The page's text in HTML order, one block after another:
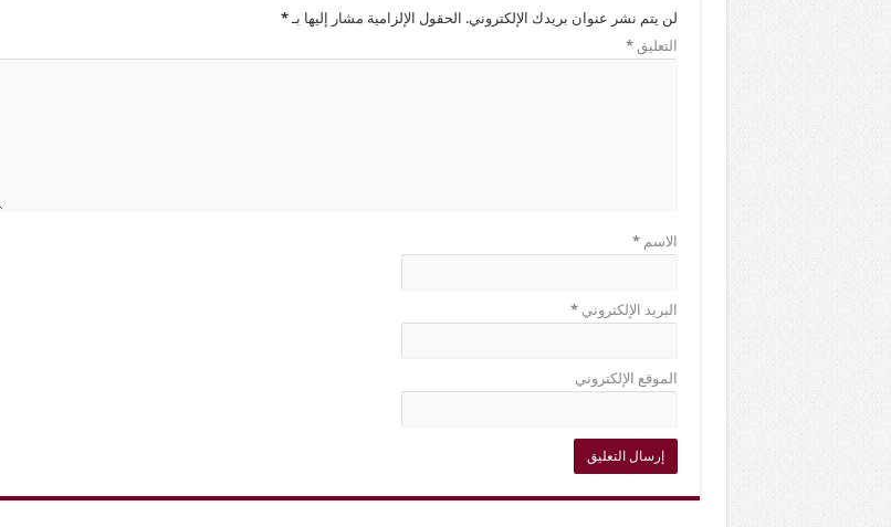
لن يتم نشر عنوان بريدك الإلكتروني. الحقول الإلزامية مشار إليها بـ*
التعليق*
الاسم*
البريد الإلكتروني*
الموقع الإلكتروني